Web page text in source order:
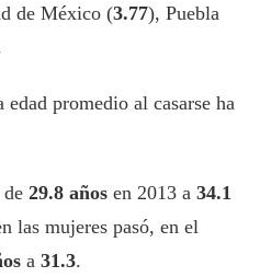
de México (3.77), Puebla
promedio al casarse ha
29.8 años en 2013 a 34.1
las mujeres pasó, en el
a 31.3.